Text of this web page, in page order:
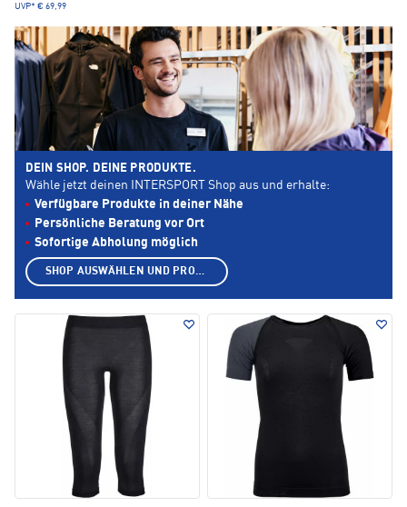
UVP* € 69,99
DEIN SHOP. DEINE PRODUKTE.
Wähle jetzt deinen INTERSPORT Shop aus und erhalte:
Verfügbare Produkte in deiner Nähe
Persönliche Beratung vor Ort
Sofortige Abholung möglich
SHOP AUSWÄHLEN UND PRODUKTE ANZEIGEN